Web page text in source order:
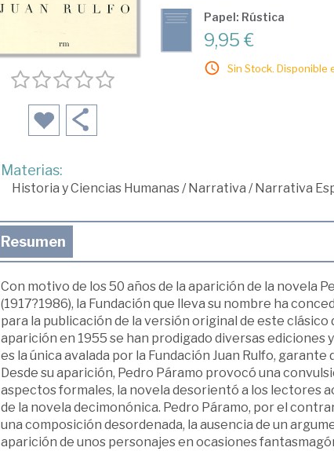
Papel: Rústica
9,95 €
Sin Stock. Disponible
Materias:
Historia y Ciencias Humanas/ Narrativa / Narrativa
Resumen
Con motivo de los 50 años de la aparición de la novela
(1917?1986), la Fundación que lleva su nombre ha
para la publicación de la versión original de este
aparición en 1955 se han prodigado diversas
es la única avalada por la Fundación Juan Rulfo,
Desde su aparición, Pedro Páramo provocó una
aspectos formales, la novela desorientó a los lectores
de la novela decimonónica. Pedro Páramo, por el
una composición desordenada, la ausencia de un
aparición de unos personajes en ocasiones